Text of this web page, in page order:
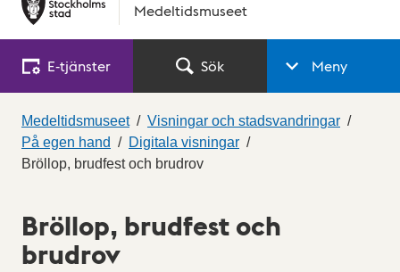
Medeltidsmuseet
E‑tjänster Sök Meny
Medeltidsmuseet
Visningar och stadsvandringar
På egen hand
Digitala visningar
Bröllop, brudfest och brudrov
Bröllop, brudfest och
brudrov